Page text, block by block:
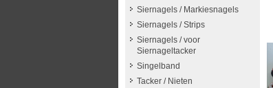
Siernagels / Markiesnagels
Siernagels / Strips
Siernagels / voor
Siernageltacker
Singelband
Tacker / Nieten